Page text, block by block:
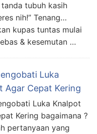
tubuh kasih
nih!” Tenang…
kupas tuntas mulai
& kesemutan …
Luka
Agar Cepat Kering
Luka Knalpot
Kering bagaimana ?
pertanyaan yang